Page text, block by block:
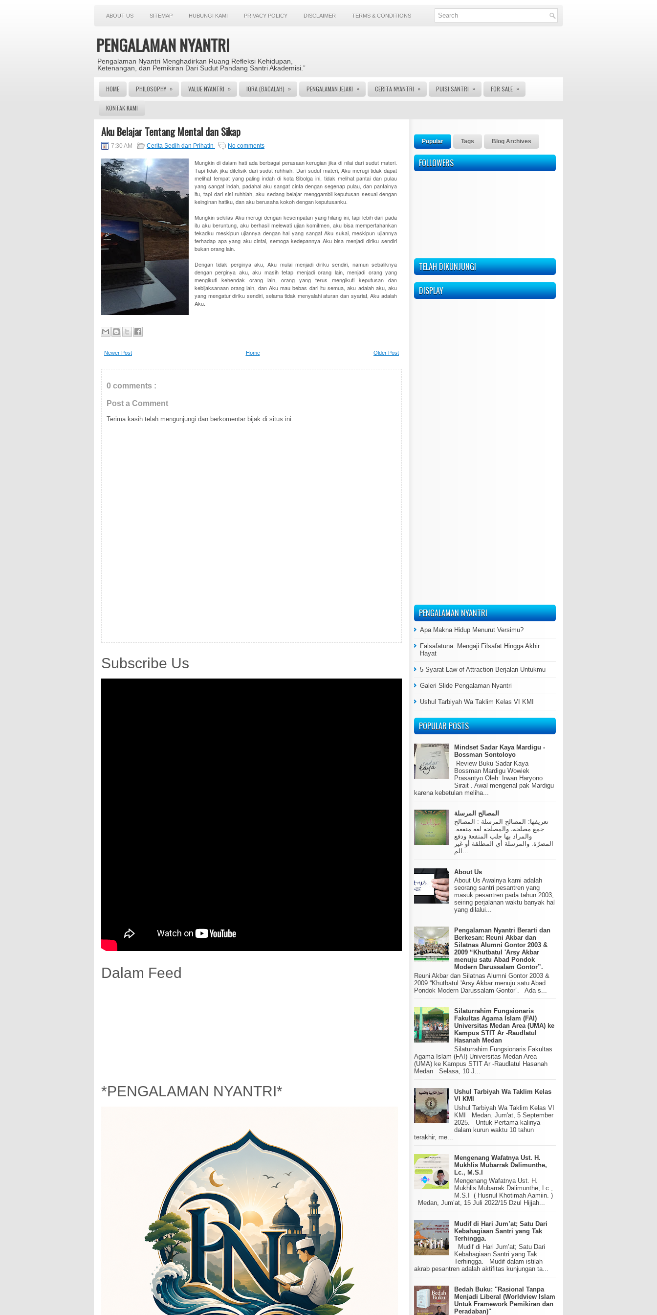
ABOUT US SITEMAP HUBUNGI KAMI PRIVACY POLICY DISCLAIMER TERMS & CONDITIONS
PENGALAMAN NYANTRI
Pengalaman Nyantri Menghadirkan Ruang Refleksi Kehidupan,
Ketenangan, dan Pemikiran Dari Sudut Pandang Santri Akademisi.”
HOME PHILOSOPHY » VALUE NYANTRI » IQRA (BACALAH) » PENGALAMAN JEJAKI » CERITA NYANTRI » PUISI SANTRI » FOR SALE »
KONTAK KAMI
Aku Belajar Tentang Mental dan Sikap
7:30 AM Cerita Sedih dan Prihatin No comments
Mungkin di dalam hati ada berbagai perasaan kerugian jika di nilai dari sudut materi.
Tapi tidak jika ditelisik dari sudut ruhhiah. Dari sudut materi, Aku merugi tidak dapat
melihat tempat yang paling indah di kota Sibolga ini, tidak melihat pantai dan pulau
yang sangat indah, padahal aku sangat cinta dengan segenap pulau, dan pantainya
itu, tapi dari sisi ruhhiah, aku sedang belajar menggambil keputusan sesuai dengan
keinginan hatiku, dan aku berusaha kokoh dengan keputusanku.
Mungkin sekilas Aku merugi dengan kesempatan yang hilang ini, tapi lebih dari pada
itu aku beruntung, aku berhasil melewati ujian komitmen, aku bisa mempertahankan
tekadku meskipun ujiannya dengan hal yang sangat Aku sukai, meskipun ujiannya
terhadap apa yang aku cintai, semoga kedepannya Aku bisa menjadi diriku sendiri
bukan orang lain.
Dengan tidak perginya aku, Aku mulai menjadi diriku sendiri, namun sebaliknya
dengan perginya aku, aku masih tetap menjadi orang lain, menjadi orang yang
mengikuti kehendak orang lain, orang yang terus mengikuti keputusan dan
kebijaksanaan orang lain, dan Aku mau bebas dari itu semua, aku adalah aku, aku
yang mengatur diriku sendiri, selama tidak menyalahi aturan dan syariat, Aku adalah
Aku.
Newer Post Older Post
Home
0 comments :
Post a Comment
Terima kasih telah mengunjungi dan berkomentar bijak di situs ini.
Subscribe Us
Dalam Feed
*PENGALAMAN NYANTRI*
Popular Tags Blog Archives
FOLLOWERS
TELAH DIKUNJUNGI
DISPLAY
PENGALAMAN NYANTRI
Apa Makna Hidup Menurut Versimu?
Falsafatuna: Mengaji Filsafat Hingga Akhir
Hayat
5 Syarat Law of Attraction Berjalan Untukmu
Galeri Slide Pengalaman Nyantri
Ushul Tarbiyah Wa Taklim Kelas VI KMI
POPULAR POSTS
Mindset Sadar Kaya Mardigu -
Bossman Sontoloyo
Review Buku Sadar Kaya
Bossman Mardigu Wowiek
Prasantyo Oleh: Irwan Haryono
Sirait . Awal mengenal pak Mardigu
karena kebetulan meliha...
المصالح المرسلة
تعريفها: المصالح المرسلة : المصالح
جمع مصلحة، والمصلحة لغة منفعة.
والمراد بها جلب المنفعة ودفع
المضرّة. والمرسلة أي المطلقة أو غير
الم...
About Us
About Us Awalnya kami adalah
seorang santri pesantren yang
masuk pesantren pada tahun 2003,
seiring perjalanan waktu banyak hal
yang dilalui...
Pengalaman Nyantri Berarti dan
Berkesan: Reuni Akbar dan
Silatnas Alumni Gontor 2003 &
2009 “Khutbatul 'Arsy Akbar
menuju satu Abad Pondok
Modern Darussalam Gontor”.
Reuni Akbar dan Silatnas Alumni Gontor 2003 &
2009 “Khutbatul 'Arsy Akbar menuju satu Abad
Pondok Modern Darussalam Gontor”. Ada s...
Silaturrahim Fungsionaris
Fakultas Agama Islam (FAI)
Universitas Medan Area (UMA) ke
Kampus STIT Ar -Raudlatul
Hasanah Medan
Silaturrahim Fungsionaris Fakultas
Agama Islam (FAI) Universitas Medan Area
(UMA) ke Kampus STIT Ar -Raudlatul Hasanah
Medan Selasa, 10 J...
Ushul Tarbiyah Wa Taklim Kelas
VI KMI
Ushul Tarbiyah Wa Taklim Kelas VI
KMI Medan. Jum'at, 5 September
2025. Untuk Pertama kalinya
dalam kurun waktu 10 tahun
terakhir, me...
Mengenang Wafatnya Ust. H.
Mukhlis Mubarrak Dalimunthe,
Lc., M.S.I
Mengenang Wafatnya Ust. H.
Mukhlis Mubarrak Dalimunthe, Lc.,
M.S.I ( Husnul Khotimah Aamiin. )
Medan, Jum’at, 15 Juli 2022/15 Dzul Hijjah...
Mudif di Hari Jum’at; Satu Dari
Kebahagiaan Santri yang Tak
Terhingga.
Mudif di Hari Jum’at; Satu Dari
Kebahagiaan Santri yang Tak
Terhingga. Mudif dalam istilah
akrab pesantren adalah aktifitas kunjungan ta...
Bedah Buku: "Rasional Tanpa
Menjadi Liberal (Worldview Islam
Untuk Framework Pemikiran dan
Peradaban)"